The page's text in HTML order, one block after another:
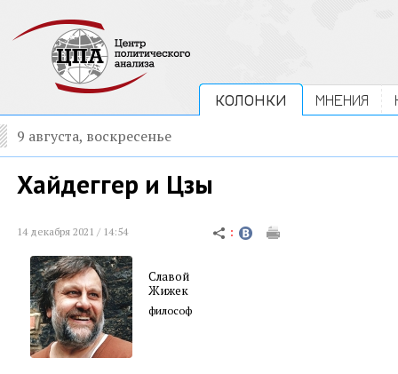
КОЛОНКИ МНЕНИЯ
9 августа, воскресенье
Хайдеггер и Цзы
14 декабря 2021 / 14:54
Славой
Жижек
философ